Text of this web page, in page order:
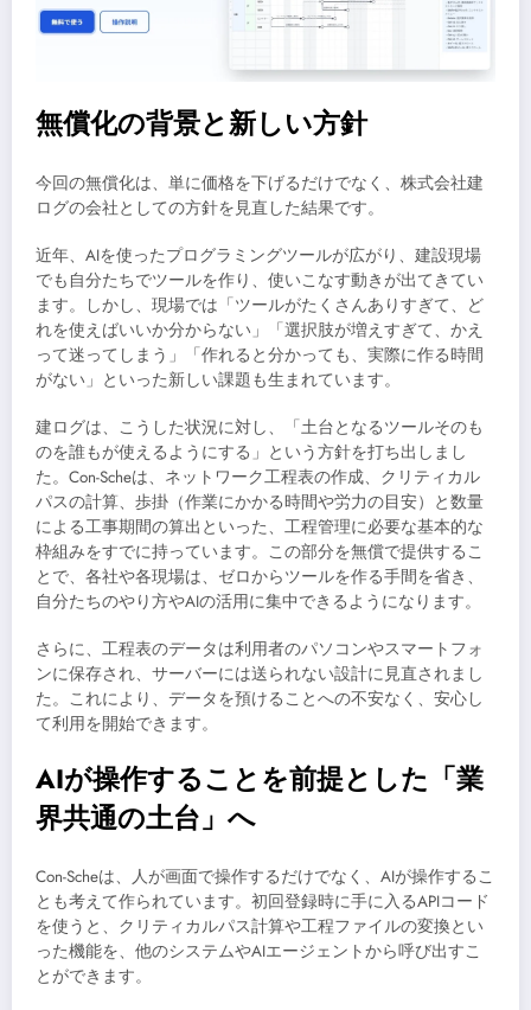
無償化の背景と新しい方針
今回の無償化は、単に価格を下げるだけでなく、株式会社建
ログの会社としての方針を見直した結果です。
近年、AIを使ったプログラミングツールが広がり、建設現場
でも自分たちでツールを作り、使いこなす動きが出てきてい
ます。しかし、現場では「ツールがたくさんありすぎて、ど
れを使えばいいか分からない」「選択肢が増えすぎて、かえ
って迷ってしまう」「作れると分かっても、実際に作る時間
がない」といった新しい課題も生まれています。
建ログは、こうした状況に対し、「土台となるツールそのも
のを誰もが使えるようにする」という方針を打ち出しまし
た。Con-Scheは、ネットワーク工程表の作成、クリティカル
パスの計算、歩掛（作業にかかる時間や労力の目安）と数量
による工事期間の算出といった、工程管理に必要な基本的な
枠組みをすでに持っています。この部分を無償で提供するこ
とで、各社や各現場は、ゼロからツールを作る手間を省き、
自分たちのやり方やAIの活用に集中できるようになります。
さらに、工程表のデータは利用者のパソコンやスマートフォ
ンに保存され、サーバーには送られない設計に見直されまし
た。これにより、データを預けることへの不安なく、安心し
て利用を開始できます。
AIが操作することを前提とした「業
界共通の土台」へ
Con-Scheは、人が画面で操作するだけでなく、AIが操作するこ
とも考えて作られています。初回登録時に手に入るAPIコード
を使うと、クリティカルパス計算や工程ファイルの変換とい
った機能を、他のシステムやAIエージェントから呼び出すこ
とができます。